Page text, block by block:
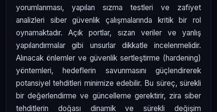
yorumlanması, yapılan sızma testleri ve zafiyet
analizleri siber güvenlik çalışmalarında kritik bir rol
oynamaktadır. Açık portlar, sızan veriler ve yanlış
yapılandırmalar gibi unsurlar dikkatle incelenmelidir.
Alınacak önlemler ve güvenlik sertleştirme (hardening)
yöntemleri, hedeflerin savunmasını güçlendirerek
potansiyel tehditleri minimize edebilir. Bu süreç, sürekli
bir değerlendirme ve güncelleme gerektirir, zira siber
tehditlerin doğası dinamik ve sürekli değişim